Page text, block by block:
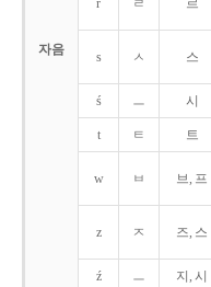
자음
r ㄹ 르
s ㅅ 스
ś ㅡ 시
t ㅌ 트
w ㅂ 브, 프
z ㅈ 즈, 스
ź ㅡ 지, 시